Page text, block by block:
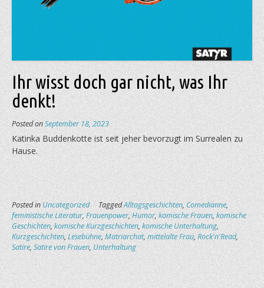
Ihr wisst doch gar nicht, was Ihr
denkt!
Posted onSeptember 18, 2023
Katinka Buddenkotte ist seit jeher bevorzugt im Surrealen zu
Hause.
Posted inUncategorized TaggedAlltagsgeschichten,Comedianne,
feministische Literatur,Frauenpower,Humor,komische Frauen,komische
Geschichten,komische Kurzgeschichten,komische Unterhaltung,
Kurzgeschichten,Lesebühne,Matriarchat,mittelalte Frau,Rock'n'Read,
Satire,Satire von Frauen,Unterhaltung